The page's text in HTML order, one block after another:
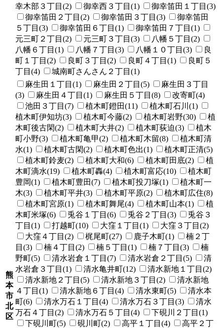
幸木部３丁目(2)
御幸西３丁目(1)
御幸笛田１丁目(3)
御幸笛田２丁目(2)
御幸笛田３丁目(3)
御幸笛田
５丁目(3)
御幸笛田６丁目(1)
御幸笛田７丁目(1)
元三町２丁目(2)
元三町３丁目(3)
八幡５丁目(2)
八幡６丁目(1)
八幡７丁目(3) 八幡１０丁目(3)
良
町１丁目(2)
良町３丁目(2) 良町４丁目(1)
良町５
丁目(4)
城南町さんさん２丁目(1)
熊
本
市
北
区
麻生田１丁目(1) 麻生田２丁目(5)
麻生田３丁目
(3)
麻生田４丁目(1) 麻生田５丁目(8)
改寄町(4)
池田３丁目(7)
植木町鐙田(11)
植木町石川(1)
植木町伊知坊(3)
植木町今藤(2) 植木町岩野(30)
植
木町後古閑(2)
植木町大井(2) 植木町荻迫(3)
植木
町小野(3)
植木町亀甲(2) 植木町木留(8)
植木町清
水(1)
植木町古閑(2) 植木町色出(1)
植木町正清(5)
植木町鈴麦(2)
植木町大和(6) 植木町田底(2)
植
木町滴水(19)
植木町轟(4) 植木町富応(10)
植木町
豊岡(1)
植木町豊田(7) 植木町投刀塚(1)
植木町一
木(3)
植木町平井(3) 植木町平原(2)
植木町広住(8)
植木町宮原(1)
植木町舞尾(4) 植木町山本(1)
植
木町米塚(6)
兎谷１丁目(6) 兎谷２丁目(3)
兎谷３
丁目(1)
打越町(10) 大窪１丁目(1)
大窪３丁目(2)
大窪４丁目(2)
梶尾町(27) 鹿子木町(1)
楠２丁
目(3)
楠４丁目(2) 楠５丁目(1) 楠７丁目(3)
楠
野町(5)
清水岩倉１丁目(7) 清水岩倉２丁目(5)
清
水岩倉３丁目(1)
清水亀井町(12)
清水新地１丁目(2)
清水新地２丁目(5)
清水新地３丁目(2)
清水新地
４丁目(1)
清水新地６丁目(4) 清水東町(5)
清水本
町(6)
清水万石１丁目(4) 清水万石３丁目(3)
清水
万石４丁目(2)
清水万石５丁目(4)
下硯川２丁目(1)
下硯川町(5)
硯川町(2) 高平１丁目(4)
高平２丁